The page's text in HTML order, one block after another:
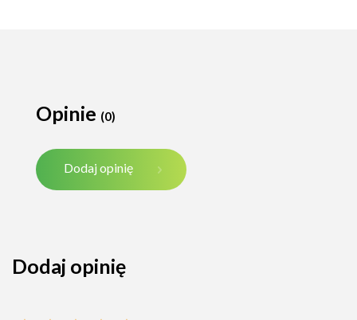
Opinie (0)
Dodaj opinię
Dodaj opinię